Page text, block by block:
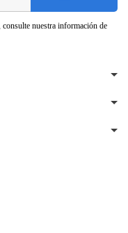
consulte nuestra información de